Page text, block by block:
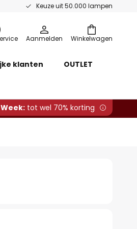
Keuze uit 50.000 lampen
Winkelwagen
Aanmelden
klanten OUTLET
tot wel 70% korting